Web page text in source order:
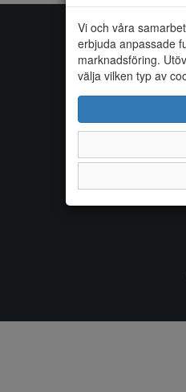
Vi och våra
erbjuda anpassade
marknadsföring.
välja vilken typ av
Om